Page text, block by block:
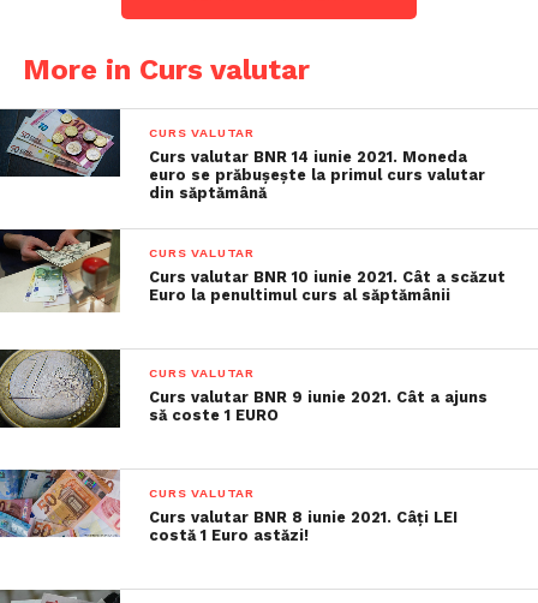
More in Curs valutar
CURS VALUTAR
Curs valutar BNR 14 iunie 2021. Moneda
euro se prăbușește la primul curs valutar
din săptămână
CURS VALUTAR
Curs valutar BNR 10 iunie 2021. Cât a scăzut
Euro la penultimul curs al săptămânii
CURS VALUTAR
Curs valutar BNR 9 iunie 2021. Cât a ajuns
să coste 1 EURO
CURS VALUTAR
Curs valutar BNR 8 iunie 2021. Câți LEI
costă 1 Euro astăzi!